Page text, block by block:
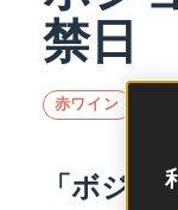
禁日
赤ワイン
「ボジ